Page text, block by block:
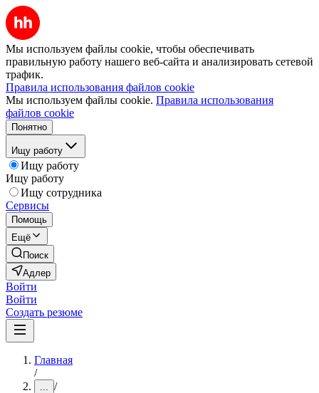
Мы используем файлы cookie, чтобы обеспечивать
правильную работу нашего веб-сайта и анализировать сетевой
трафик.
Правила использования файлов cookie
Мы используем файлы cookie. Правила использования
файлов cookie
Понятно
Ищу работу
Ищу работу
Ищу работу
Ищу сотрудника
Сервисы
Помощь
Ещё
Поиск
Адлер
Войти
Войти
Создать резюме
Главная
/
... /